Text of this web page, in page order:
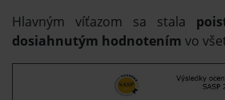
Hlavným víťazom sa stala
dosiahnutým hodnotením vo